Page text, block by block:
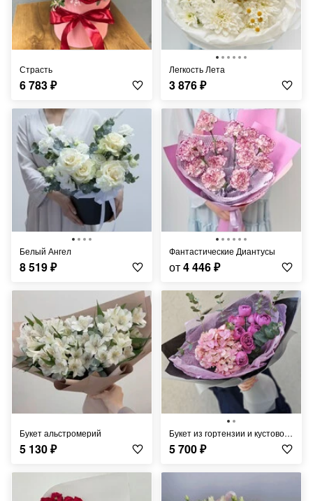
Страсть
6 783₽
Легкость Лета
3 876₽
Белый Ангел
8 519₽
Фантастические Диантусы
от4 446₽
Букет альстромерий
5 130₽
букет из гортензии и кустовой розы
5 700₽